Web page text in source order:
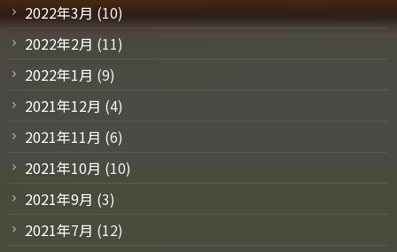
2022年3月 (10)
2022年2月 (11)
2022年1月 (9)
2021年12月 (4)
2021年11月 (6)
2021年10月 (10)
2021年9月 (3)
2021年7月 (12)